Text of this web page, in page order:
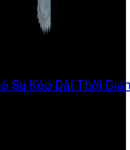
Su Kéo Dài Thời